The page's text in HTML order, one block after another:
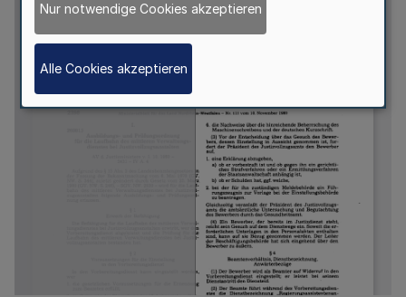
Nur notwendige Cookies akzeptieren
Alle Cookies akzeptieren